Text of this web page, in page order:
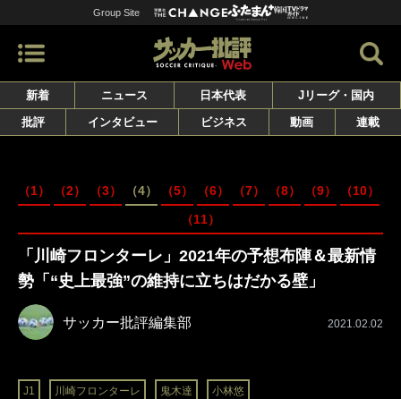
Group Site
新着 ニュース 日本代表
Jリーグ・国内
批評
インタビュー ビジネス 動画 連載
（1） （2） （3） （4） （5） （6） （7） （8） （9）
（10）
（11）
「川崎フロンターレ」2021年の予想布陣＆最新情
勢「“史上最強”の維持に立ちはだかる壁」
サッカー批評編集部 2021.02.02
J1 川崎フロンターレ 鬼木達 小林悠